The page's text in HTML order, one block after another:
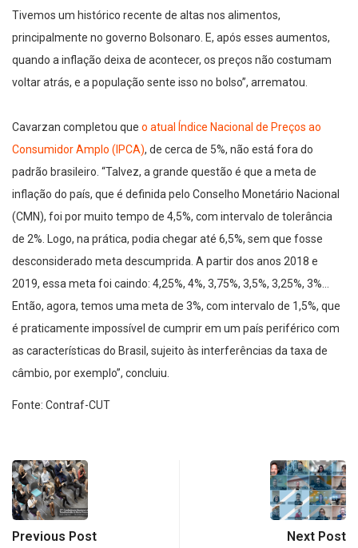
Tivemos um histórico recente de altas nos alimentos,
principalmente no governo Bolsonaro. E, após esses aumentos,
quando a inflação deixa de acontecer, os preços não costumam
voltar atrás, e a população sente isso no bolso”, arrematou.
Cavarzan completou que o atual Índice Nacional de Preços ao
Consumidor Amplo (IPCA), de cerca de 5%, não está fora do
padrão brasileiro. “Talvez, a grande questão é que a meta de
inflação do país, que é definida pelo Conselho Monetário Nacional
(CMN), foi por muito tempo de 4,5%, com intervalo de tolerância
de 2%. Logo, na prática, podia chegar até 6,5%, sem que fosse
desconsiderado meta descumprida. A partir dos anos 2018 e
2019, essa meta foi caindo: 4,25%, 4%, 3,75%, 3,5%, 3,25%, 3%…
Então, agora, temos uma meta de 3%, com intervalo de 1,5%, que
é praticamente impossível de cumprir em um país periférico com
as características do Brasil, sujeito às interferências da taxa de
câmbio, por exemplo”, concluiu.
Fonte: Contraf-CUT
Previous Post Next Post